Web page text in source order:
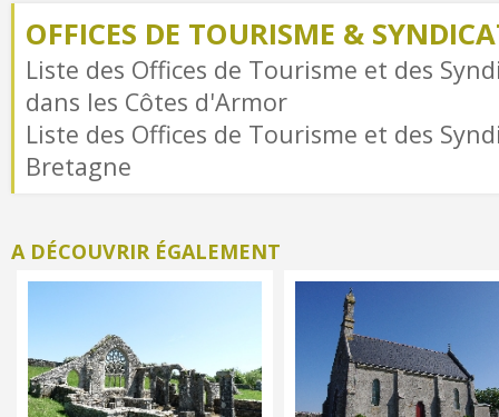
OFFICES DE TOURISME &
Liste des Offices de Tourisme et des
dans les Côtes d'Armor
Liste des Offices de Tourisme et des
Bretagne
A DÉCOUVRIR ÉGALEMENT